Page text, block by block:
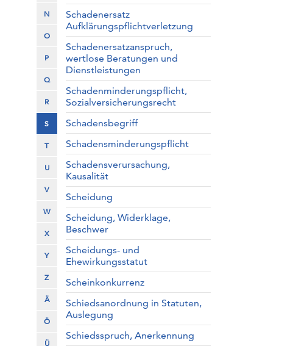
N
O
P
Q
R
S
T
U
V
W
X
Y
Z
Ä
Ö
Ü
Schadenersatz
Aufklärungspflichtverletzung
Schadenersatzanspruch,
wertlose Beratungen und
Dienstleistungen
Schadenminderungspflicht,
Sozialversicherungsrecht
Schadensbegriff
Schadensminderungspflicht
Schadensverursachung,
Kausalität
Scheidung
Scheidung, Widerklage,
Beschwer
Scheidungs- und
Ehewirkungsstatut
Scheinkonkurrenz
Schiedsanordnung in Statuten,
Auslegung
Schiedsspruch, Anerkennung